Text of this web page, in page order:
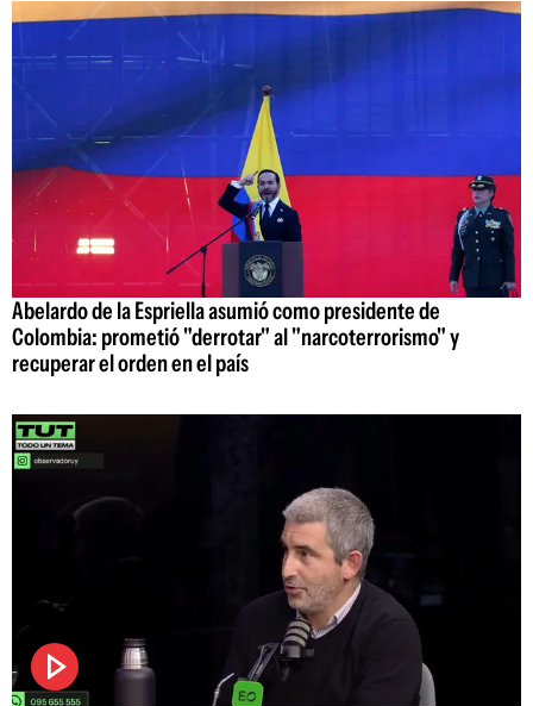
Abelardo de la Espriella asumió como presidente de
Colombia: prometió "derrotar" al "narcoterrorismo" y
recuperar el orden en el país